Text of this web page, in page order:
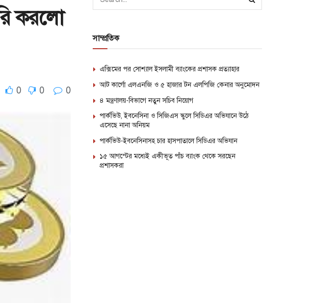
করলো
0 0 0
সাম্প্রতিক
এক্সিমের পর সোশ্যাল ইসলামী ব্যাংকের প্রশাসক প্রত্যাহার
আট কার্গো এলএনজি ও ৫ হাজার টন এলপিজি কেনার অনুমোদন
৪ মন্ত্রণালয়-বিভাগে নতুন সচিব নিয়োগ
পার্কভিউ, ইবনেসিনা ও সিজিএস স্কুলে সিডিএর অভিযানে উঠে
এসেছে নানা অনিয়ম
পার্কভিউ-ইবনেসিনাসহ চার হাসপাতালে সিডিএর অভিযান
১৫ আগস্টের মধ্যেই একীভূত পাঁচ ব্যাংক থেকে সরছেন
প্রশাসকরা